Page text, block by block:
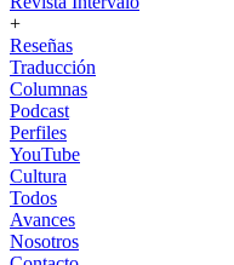
+
Reseñas
Traducción
Columnas
Podcast
Perfiles
YouTube
Cultura
Todos
Avances
Nosotros